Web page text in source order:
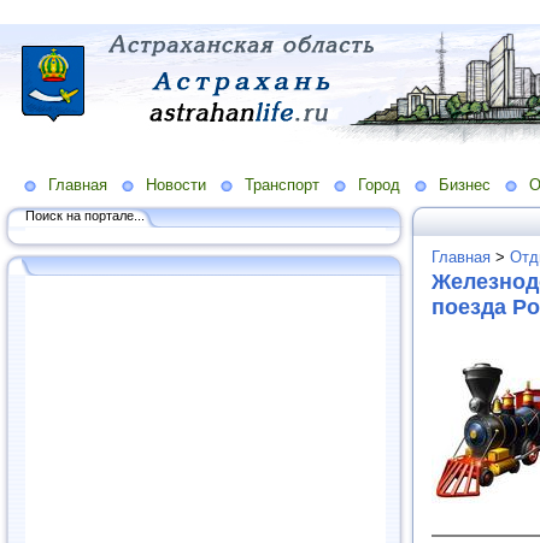
Главная Новости Транспорт Город Бизнес
Поиск на портале...
Главная >
поезда